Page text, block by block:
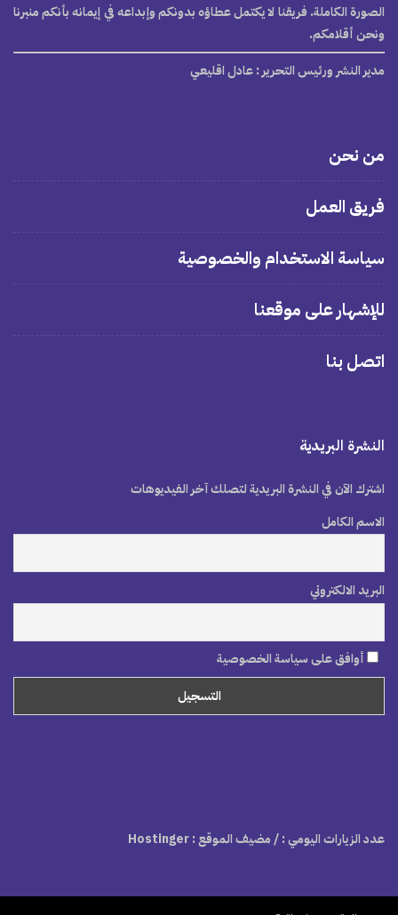
الصورة الكاملة. فريقنا لا يكتمل عطاؤه بدونكم وإبداعه في إيمانه بأنكم منبرنا
ونحن أقلامكم.
مدير النشر ورئيس التحرير : عادل اقليعي
من نحن
فريق العمل
سياسة الاستخدام والخصوصية
للإشهار على موقعنا
اتصل بنا
النشرة البريدية
اشترك الآن في النشرة البريدية لتصلك آخر الفيديوهات
الاسم الكامل
البريد الالكتروني
أوافق على سياسة الخصوصية
عدد الزيارات اليومي :/ مضيف الموقع : Hostinger